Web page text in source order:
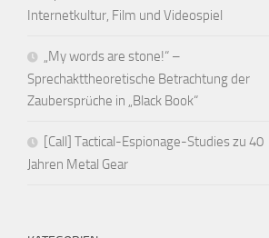
Internetkultur, Film und Videospiel
„My words are stone!“ –
Sprechakttheoretische Betrachtung der
Zaubersprüche in „Black Book“
[Call] Tactical-Espionage-Studies zu 40
Jahren Metal Gear